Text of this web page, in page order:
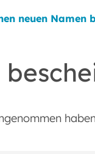
neuen Namen